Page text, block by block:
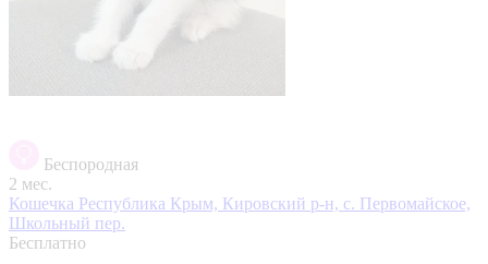
Беспородная
2 мес.
Кошечка Республика Крым, Кировский р-н, с. Первомайское,
Школьный пер.
Бесплатно